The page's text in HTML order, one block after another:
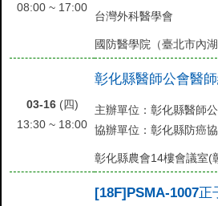
08:00 ~ 17:00
台灣外科醫學會
國防醫學院（臺北市內
03-16(四)
13:30 ~ 18:00
彰化縣醫師公會醫
主辦單位：彰化縣醫師
協辦單位：彰化縣防癌
彰化縣農會14樓會議室(
[18F]PSMA-1007